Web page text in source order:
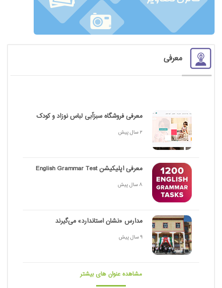
معرفی
معرفی فروشگاه سبزآبی لباس نوزاد و کودک
2 سال پیش
معرفی اپلیکیشن English Grammar Test
8 سال پیش
مدارس «نشان استاندارد» می‌گیرند
9 سال پیش
مشاهده عنوان های بیشتر